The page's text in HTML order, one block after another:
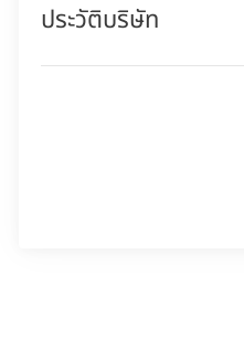
ประวัติบริษัท